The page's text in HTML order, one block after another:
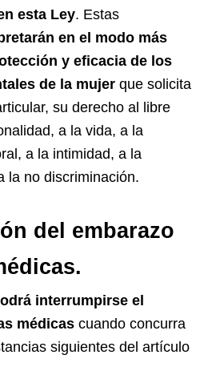
esta Ley. Estas
en el modo más
y eficacia de los
de la mujer que solicita
su derecho al libre
a la vida, a la
a la intimidad, a la
la no discriminación.
del embarazo
interrumpirse el
médicas cuando concurra
siguientes del artículo